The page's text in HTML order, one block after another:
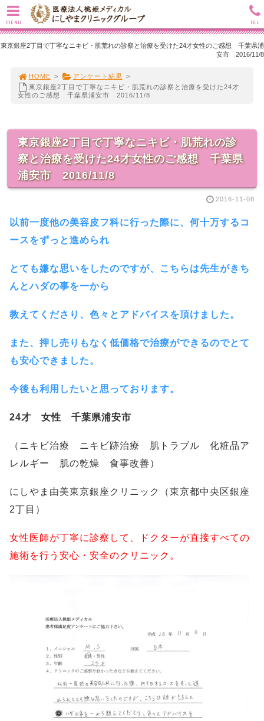
東京銀座2丁目で丁寧なニキビ・肌荒れの診察と治療を受けた24才女性のご感想 千葉県浦
安市 2016/11/8
HOME > アンケート結果 >
東京銀座2丁目で丁寧なニキビ・肌荒れの診察と治療を受けた24才
女性のご感想 千葉県浦安市 2016/11/8
東京銀座2丁目で丁寧なニキビ・肌荒れの診
察と治療を受けた24才女性のご感想 千葉県
浦安市 2016/11/8
2016-11-08
以前一度他の美容皮フ科に行った際に、何十万するコ
ースをずっと進められ
とても嫌な思いをしたのですが、こちらは先生がきち
んとハダの事を一から
教えてくださり、色々とアドバイスを頂けました。
また、押し売りもなく低価格で治療ができるのでとて
も安心できました。
今後も利用したいと思っております。
24才 女性 千葉県浦安市
（ニキビ治療 ニキビ跡治療 肌トラブル 化粧品ア
レルギー 肌の乾燥 食事改善）
にしやま由美東京銀座クリニック（東京都中央区銀座
2丁目）
女性医師が丁寧に診察して、ドクターが直接すべての
施術を行う安心・安全のクリニック。
MENU TEL